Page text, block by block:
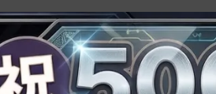
策レベル3：根本解決の防音室（9
ース別の最適解（家族・隣人・一
本当に静かになるのか」実測デー